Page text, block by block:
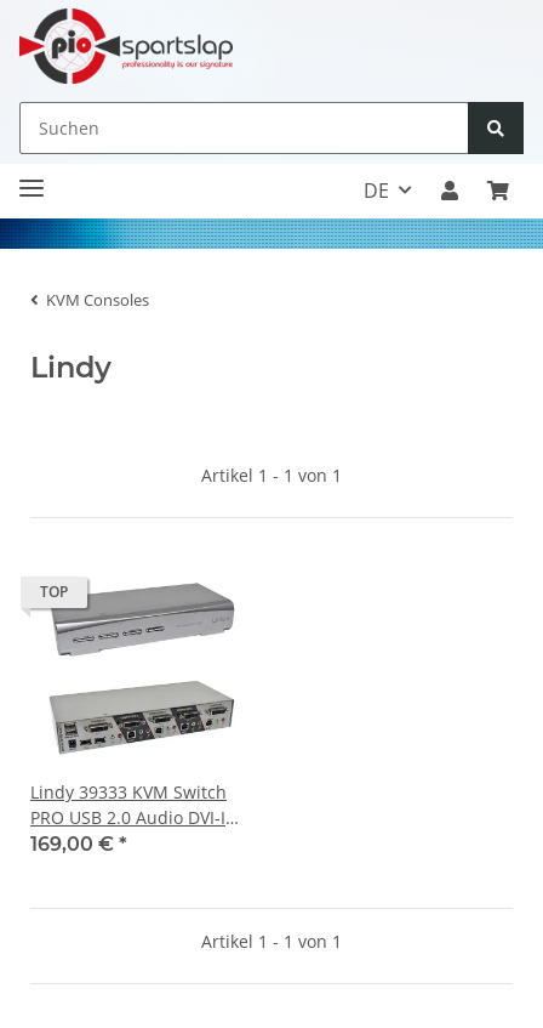
DE
KVM Consoles
Lindy
Artikel 1 - 1 von 1
TOP
Lindy 39333 KVM Switch
PRO USB 2.0 Audio DVI-I
Dual Link 4-Port
169,00 € *
Artikel 1 - 1 von 1